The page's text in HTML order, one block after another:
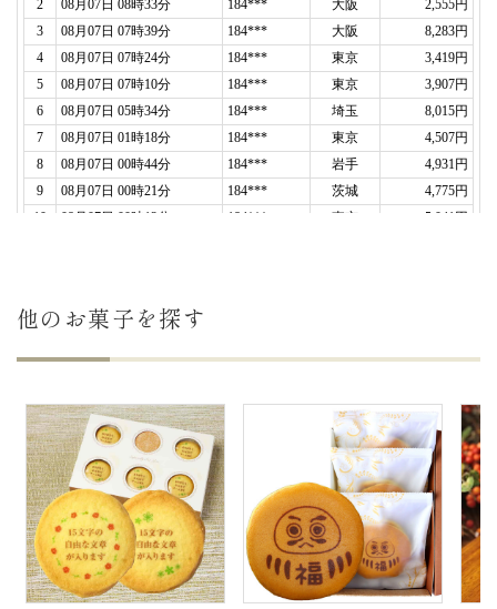
カステラもとても美味しくて、また何かあれば購入
させていただきたいと思います。
ありがとうございました。（たまちゃん様）
ご購入頂いた商品：
法事・法要・仏事 引き出物
家名入れ カステラ（0.6号/2本入り）
2021年12月20日
法要の引出物として
利用させて頂きました。
しかったです。
ありがとうございました！（購入者様）
家名・家紋入れ カステラ(0.6号/1本入り)
2021年10月04日
メールでの対応など非常に満足しました。
ありがとうございました。（購入者様）
ご購入頂いた商品：法事・法要・仏事 引き出物
家名入れ カステラ(0.6号/1本入り)
他のお菓子を探す